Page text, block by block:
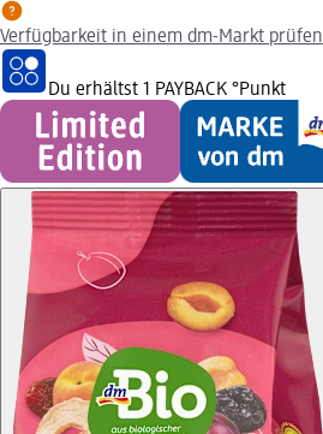
Verfügbarkeit in einem dm-Markt prüfen
Du erhältst 1 PAYBACK °Punkt